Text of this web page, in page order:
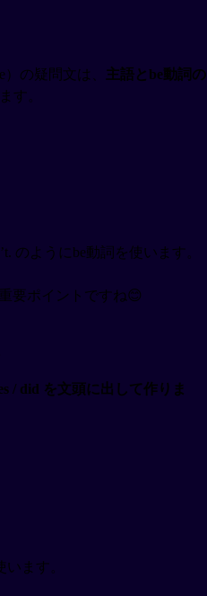
）の疑問文は、 主語とbe動詞の
す。
のようにbe動詞を使います。
要ポイントですね😊
/ did を文頭に出して作りま
います。